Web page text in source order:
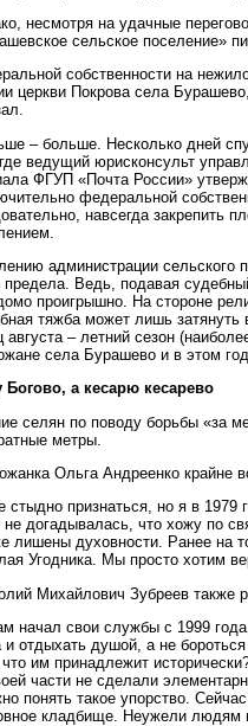
несмотря на удачные
сельское поселение»
собственности на
церкви Покрова села
– больше. Несколько дней
ведущий юрисконсульт
ФГУП «Почта России»
федеральной
навсегда закрепить
администрации сельского
Ведь, подавая
проигрышно. На стороне
тяжба может лишь затянуть
августа – летний сезон
села Бурашево и в этом
Богово, а кесарю кесарево
селян по поводу борьбы «за
метры.
Ольга Андреенко крайне
стыдно признаться, но я в 1979
догадывалась, что хожу по
лишены духовности. Ранее на
Угодника. Мы просто хотим
Михайлович Зубреев также
начал свои службы с 1999
отдыхать душой, а не
что им принадлежит
части не сделали
понять такое упорство.
кладбище. Неужели людям